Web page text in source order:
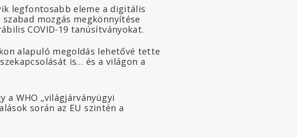
legfontosabb eleme a digitális
mozgás megkönnyítése
COVID-19 tanúsítványokat.
alapuló megoldás lehetővé tette
is… és a világon a
a WHO „világjárványügyi
során az EU szintén a